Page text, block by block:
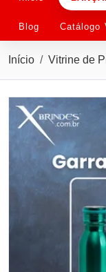
Blog Catálogo
Início Vitrine de